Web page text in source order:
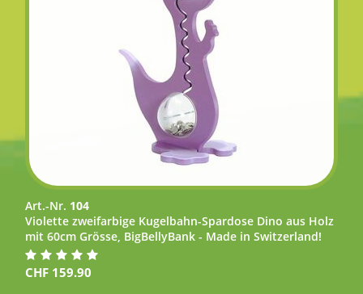
Art.-Nr. 104
Violette zweifarbige Kugelbahn-Spardose Dino aus Holz
mit 60cm Grösse, BigBellyBank - Made in Switzerland!
CHF 159.90